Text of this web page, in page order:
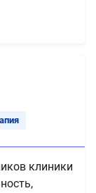
клиники